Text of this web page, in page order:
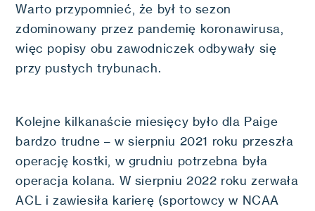
Warto przypomnieć, że był to sezon
zdominowany przez pandemię koronawirusa,
więc popisy obu zawodniczek odbywały się
przy pustych trybunach.
Kolejne kilkanaście miesięcy było dla Paige
bardzo trudne – w sierpniu 2021 roku przeszła
operację kostki, w grudniu potrzebna była
operacja kolana. W sierpniu 2022 roku zerwała
ACL i zawiesiła karierę (sportowcy w NCAA